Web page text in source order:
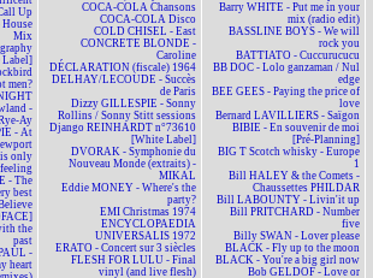
Up
Mix
men?
-
Ay
- At
only
feeling
- The
best
the
past
-
heart
COCA-COLA Chansons
COCA-COLA Disco
COLD CHISEL - East
CONCRETE BLONDE -
Caroline
DÉCLARATION (fiscale) 1964
DELHAY/LECOUDE - Succès
de Paris
Dizzy GILLESPIE - Sonny
Rollins / Sonny Stitt sessions
Django REINHARDT n°73610
[White Label]
DVORAK - Symphonie du
Nouveau Monde (extraits) -
MIKAL
Eddie MONEY - Where's the
party?
EMI Christmas 1974
ENCYCLOPAEDIA
UNIVERSALIS 1972
ERATO - Concert sur 3 siècles
FLESH FOR LULU - Final
vinyl (and live flesh)
Barry WHITE - Put me in your
mix (radio edit)
BASSLINE BOYS - We will
rock you
BATTIATO - Cuccurucucu
BB DOC - Lolo ganzaman / Nul
edge
BEE GEES - Paying the price of
love
Bernard LAVILLIERS - Saïgon
BIBIE - En souvenir de moi
[Pré-Planning]
BIG T Scotch whisky - Europe
1
Bill HALEY & the Comets -
Chaussettes PHILDAR
Bill LABOUNTY - Livin'it up
Bill PRITCHARD - Number
five
Billy SWAN - Lover please
BLACK - Fly up to the moon
BLACK - You're a big girl now
Bob GELDOF - Love or